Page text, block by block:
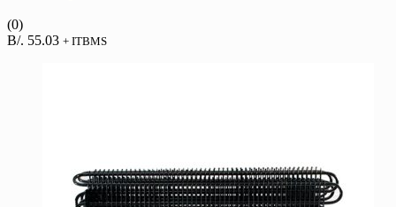
(0)
B/. 55.03 + ITBMS